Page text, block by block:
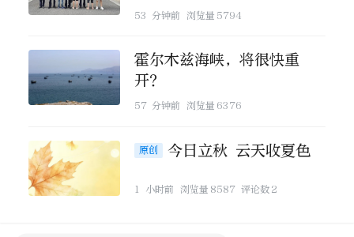
53 分钟前 浏览量 5794
霍尔木兹海峡，将很快重
开？
57 分钟前 浏览量 6376
原创 今日立秋 云天收夏色
1 小时前 浏览量 8587 评论数 2